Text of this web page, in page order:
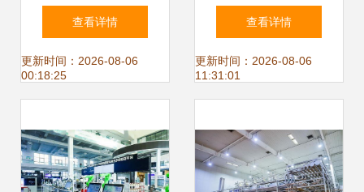
搭建专业IT团队的
智慧选择
查看详情
更新时间：2026-08-06
00:18:25
技术服务与开发 创
新驱动的未来
查看详情
更新时间：2026-08-06
11:31:01